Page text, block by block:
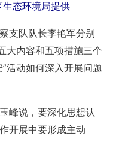
生态环境局提供
队队长李艳军分别
大内容和五项措施三个
活动如何深入开展问题
说，要深化思想认
开展中要形成主动